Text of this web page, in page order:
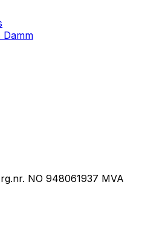
NO 948061937 MVA